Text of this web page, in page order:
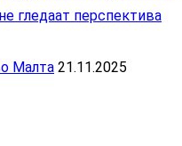
гледаат перспектива
Малта 21.11.2025